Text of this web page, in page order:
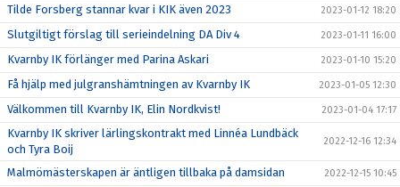
Tilde Forsberg stannar kvar i KIK även 2023 2023-01-12 18:20
Slutgiltigt förslag till serieindelning DA Div 4 2023-01-11 16:00
Kvarnby IK förlänger med Parina Askari 2023-01-10 15:20
Få hjälp med julgranshämtningen av Kvarnby IK 2023-01-05 12:30
Välkommen till Kvarnby IK, Elin Nordkvist! 2023-01-04 17:17
Kvarnby IK skriver lärlingskontrakt med Linnéa Lundbäck
och Tyra Boij
2022-12-16 12:34
Malmömästerskapen är äntligen tillbaka på damsidan 2022-12-15 10:45